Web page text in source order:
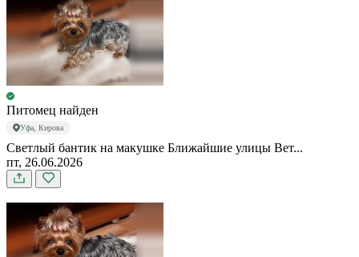
Питомец найден
Уфа, Кирова
Светлый бантик на макушке Ближайшие улицы Вет...
пт, 26.06.2026